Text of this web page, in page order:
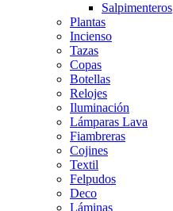
Salpimenteros
Plantas
Incienso
Tazas
Copas
Botellas
Relojes
Iluminación
Lámparas Lava
Fiambreras
Cojines
Textil
Felpudos
Deco
Láminas